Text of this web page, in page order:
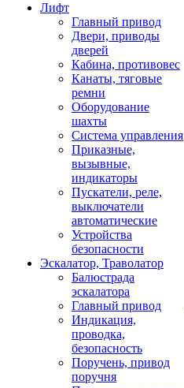
Лифт
Главный привод
Двери, приводы
дверей
Кабина, противовес
Канаты, тяговые
ремни
Оборудование
шахты
Система управления
Приказные,
вызывные,
индикаторы
Пускатели, реле,
выключатели
автоматические
Устройства
безопасности
Эскалатор, Траволатор
Балюстрада
эскалатора
Главный привод
Индикация,
проводка,
безопасность
Поручень, привод
поручня